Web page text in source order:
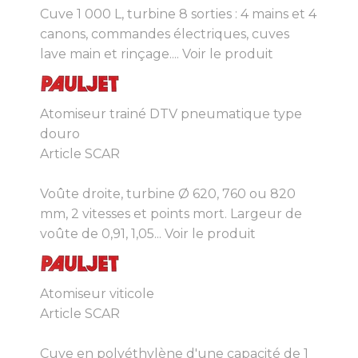
Cuve 1 000 L, turbine 8 sorties : 4 mains et 4
canons, commandes électriques, cuves
lave main et rinçage.... Voir le produit
Atomiseur trainé DTV pneumatique type
douro
Article SCAR
Voûte droite, turbine Ø 620, 760 ou 820
mm, 2 vitesses et points mort. Largeur de
voûte de 0,91, 1,05... Voir le produit
Atomiseur viticole
Article SCAR
Cuve en polyéthylène d'une capacité de 1